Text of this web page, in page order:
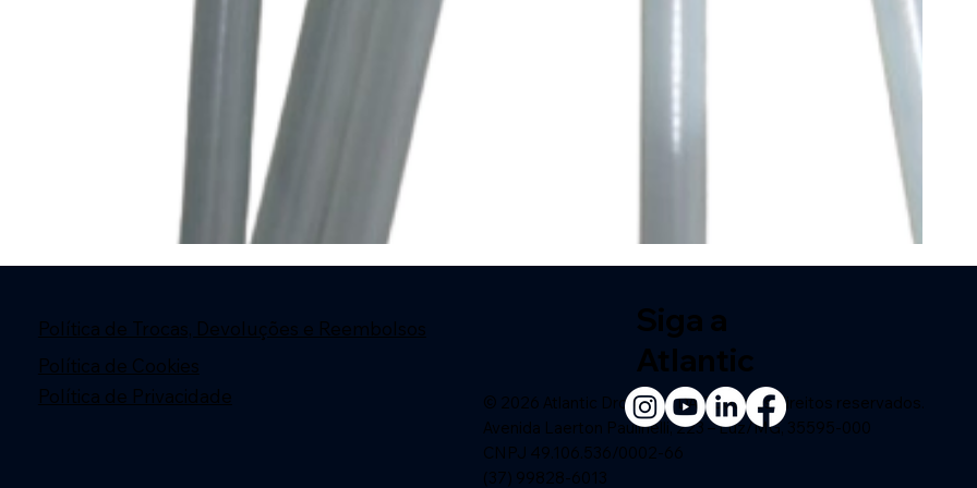
Política de Trocas, Devoluções e Reembolsos
Política de Cookies
Política de Privacidade
© 2026 Atlantic Drones LTDA. Todos os direitos reservados.
Avenida Laerton Paulinelli, 223 – Luz/MG, 35595-000
CNPJ 49.106.536/0002-66
(37) 99828-6013
Siga a
Atlantic